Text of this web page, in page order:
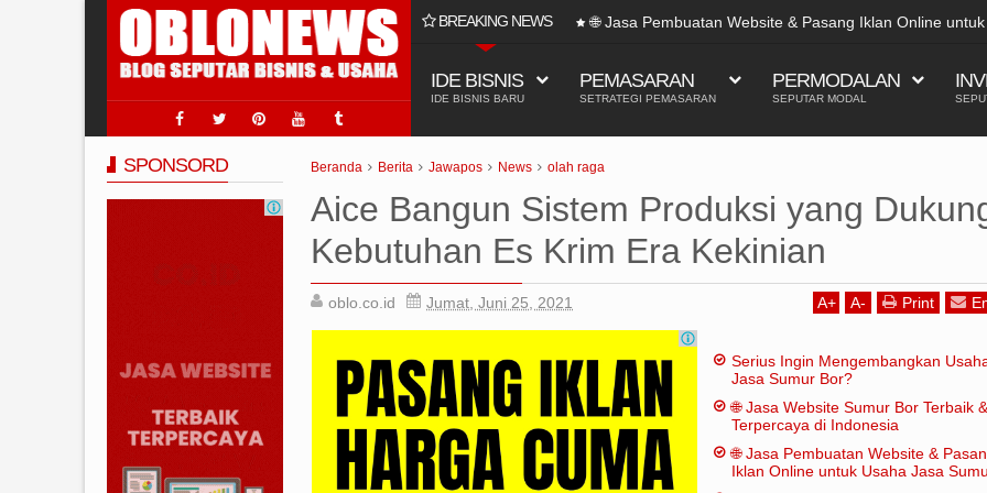
BREAKING NEWS
& Terpercaya di Indonesia 🌐 Jasa Pembuatan Website & Pasang Iklan Online
IDE BISNIS
IDE BISNIS BARU
PEMASARAN
SETRATEGI PEMASARAN
PERMODALAN
SEPUTAR MODAL
Beranda Berita Jawapos News olah raga
Aice Bangun Sistem Produksi yang
Kebutuhan Es Krim Era Kekinian
oblo.co.id Jumat, Juni 25, 2021 A+ A- Print
Serius Ingin Mengembangkan
Jasa Sumur Bor?
🌐 Jasa Website Sumur Bor Terbaik &
Terpercaya di Indonesia
🌐 Jasa Pembuatan Website &
Iklan Online untuk Usaha Jasa
SPONSORD